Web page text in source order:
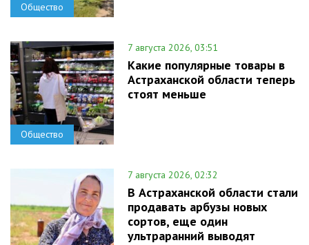
Общество
Общество
7 августа 2026, 03:51
Какие популярные товары в
Астраханской области теперь
стоят меньше
7 августа 2026, 02:32
В Астраханской области стали
продавать арбузы новых
сортов, еще один
ультраранний выводят